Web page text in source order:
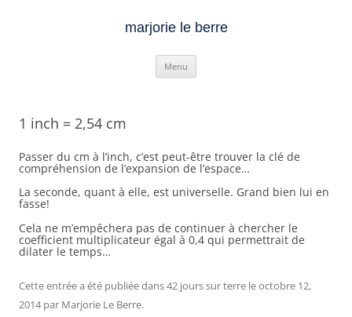
marjorie le berre
Menu
1 inch = 2,54 cm
Passer du cm à l’inch, c’est peut-être trouver la clé de
compréhension de l’expansion de l’espace…
La seconde, quant à elle, est universelle. Grand bien lui en
fasse!
Cela ne m’empêchera pas de continuer à chercher le
coefficient multiplicateur égal à 0,4 qui permettrait de
dilater le temps…
Cette entrée a été publiée dans42 jours sur terre leoctobre 12,
2014 par Marjorie Le Berre.